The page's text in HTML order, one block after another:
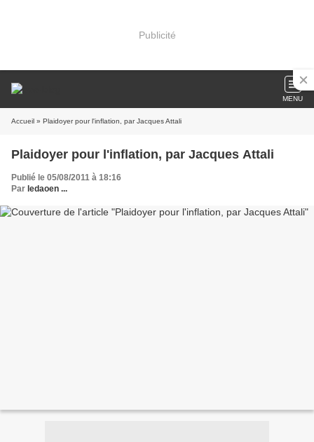
Publicité
MENU
Accueil » Plaidoyer pour l'inflation, par Jacques Attali
Plaidoyer pour l'inflation, par Jacques Attali
Publié le 05/08/2011 à 18:16
Par ledaoen ...